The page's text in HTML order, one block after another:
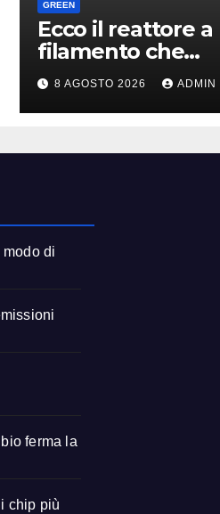
GREEN
Ecco il reattore a
filamento che
riduce le emissioni
dell’industria
chimica
8 AGOSTO 2026 ADMIN
modo di
ferma la
chip più